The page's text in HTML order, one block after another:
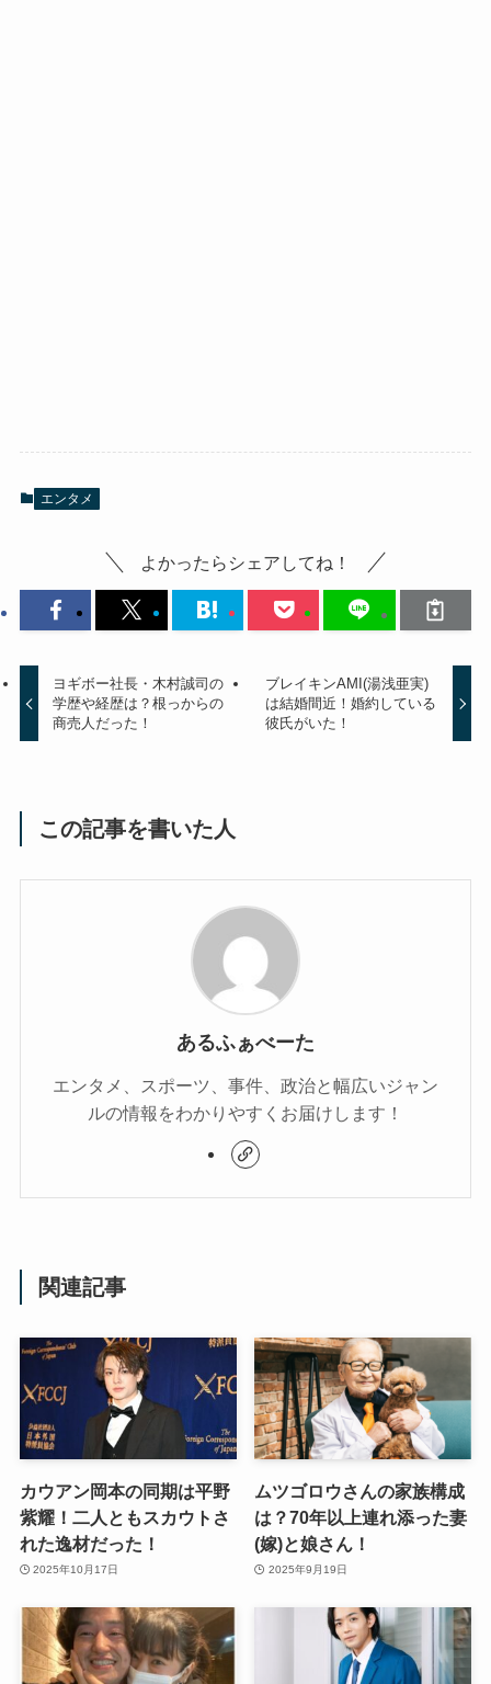
エンタメ
よかったらシェアしてね！
ヨギボー社長・木村誠司の
学歴や経歴は？根っからの
商売人だった！
ブレイキンAMI(湯浅亜実)
は結婚間近！婚約している
彼氏がいた！
この記事を書いた人
あるふぁべーた
エンタメ、スポーツ、事件、政治と幅広いジャン
ルの情報をわかりやすくお届けします！
関連記事
カウアン岡本の同期は平野
紫耀！二人ともスカウトさ
れた逸材だった！
2025年10月17日
ムツゴロウさんの家族構成
は？70年以上連れ添った妻
(嫁)と娘さん！
2025年9月19日